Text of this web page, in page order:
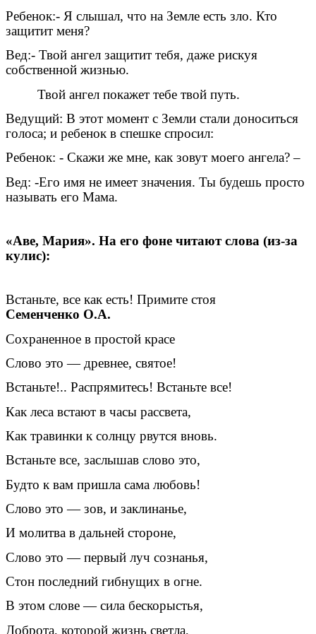
Ребенок:- Я слышал, что на Земле есть зло. Кто
защитит меня?
Вед:- Твой ангел защитит тебя, даже рискуя
собственной жизнью.
Твой ангел покажет тебе твой путь.
Ведущий: В этот момент с Земли стали доноситься
голоса; и ребенок в спешке спросил:
Ребенок: - Скажи же мне, как зовут моего ангела? –
Вед: -Его имя не имеет значения. Ты будешь просто
называть его Мама.
«Аве, Мария». На его фоне читают слова (из-за
кулис):
Встаньте, все как есть! Примите стоя
Семенченко О.А.
Сохраненное в простой красе
Слово это — древнее, святое!
Встаньте!.. Распрямитесь! Встаньте все!
Как леса встают в часы рассвета,
Как травинки к солнцу рвутся вновь.
Встаньте все, заслышав слово это,
Будто к вам пришла сама любовь!
Слово это — зов, и заклинанье,
И молитва в дальней стороне,
Слово это — первый луч сознанья,
Стон последний гибнущих в огне.
В этом слове — сила бескорыстья,
Доброта, которой жизнь светла,